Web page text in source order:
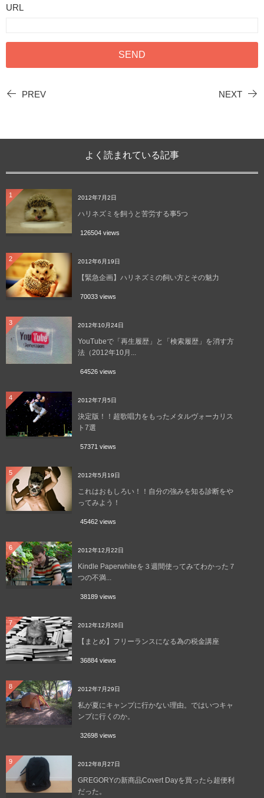
URL
PREV NEXT
よく読まれている記事
1 2012年7月2日
ハリネズミを飼うと苦労する事5つ
126504 views
2 2012年6月19日
【緊急企画】ハリネズミの飼い方とその魅力
70033 views
3 2012年10月24日
YouTubeで「再生履歴」と「検索履歴」を消す方
法（2012年10月...
64526 views
4 2012年7月5日
決定版！！超歌唱力をもったメタルヴォーカリス
ト7選
57371 views
5 2012年5月19日
これはおもしろい！！自分の強みを知る診断をや
ってみよう！
45462 views
6 2012年12月22日
Kindle Paperwhiteを３週間使ってみてわかった７
つの不満...
38189 views
7 2012年12月26日
【まとめ】フリーランスになる為の税金講座
36884 views
8 2012年7月29日
私が夏にキャンプに行かない理由。ではいつキャ
ンプに行くのか。
32698 views
9 2012年8月27日
GREGORYの新商品Covert Dayを買ったら超便利
だった。